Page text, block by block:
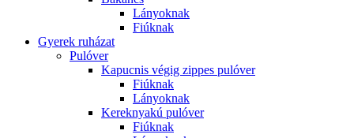
Lányoknak
Fiúknak
Gyerek ruházat
Pulóver
Kapucnis végig zippes pulóver
Fiúknak
Lányoknak
Kereknyakú pulóver
Fiúknak